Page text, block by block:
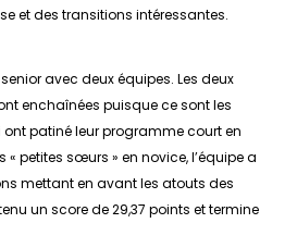
et des transitions intéressantes.
senioravec deux équipes. Les deux
enchaînées puisque ce sont les
patiné leur programme court en
« petites sœurs » en novice, l’équipe a
mettant en avant les atouts des
un score de 29,37 points et termine